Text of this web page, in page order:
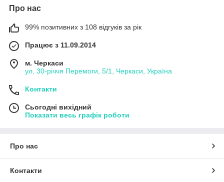
Про нас
99% позитивних з 108 відгуків за рік
Працює з 11.09.2014
м. Черкаси
ул. 30-рiччя Перемоги, 5/1, Черкаси, Україна
Контакти
Сьогодні вихідний
Показати весь графік роботи
Про нас
Контакти